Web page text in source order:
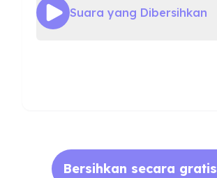
Suara yang Dibersihkan
Bersihkan secara gratis